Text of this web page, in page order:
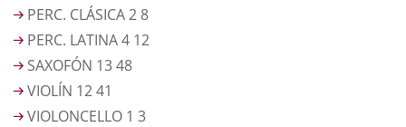
PERC. CLÁSICA 2 8
PERC. LATINA 4 12
SAXOFÓN 13 48
VIOLÍN 12 41
VIOLONCELLO 1 3